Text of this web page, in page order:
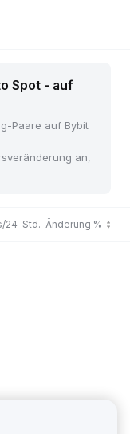
Spot - auf
Paare auf Bybit
an,
24-Std.-Änderung %